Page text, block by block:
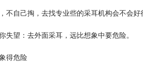
不自己掏，去找专业些的采耳机构会不会好
失望：去外面采耳，远比想象中要危险。
得危险